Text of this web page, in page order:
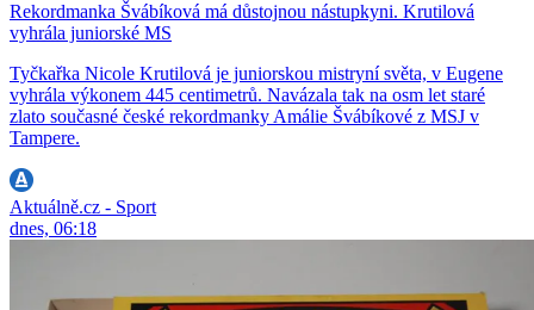
Rekordmanka Švábíková má důstojnou nástupkyni. Krutilová
vyhrála juniorské MS
Tyčkařka Nicole Krutilová je juniorskou mistryní světa, v Eugene
vyhrála výkonem 445 centimetrů. Navázala tak na osm let staré
zlato současné české rekordmanky Amálie Švábíkové z MSJ v
Tampere.
Aktuálně.cz - Sport
dnes, 06:18